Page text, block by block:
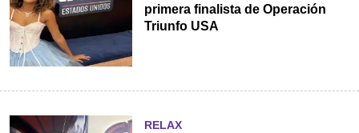
primera finalista de Operación
Triunfo USA
RELAX